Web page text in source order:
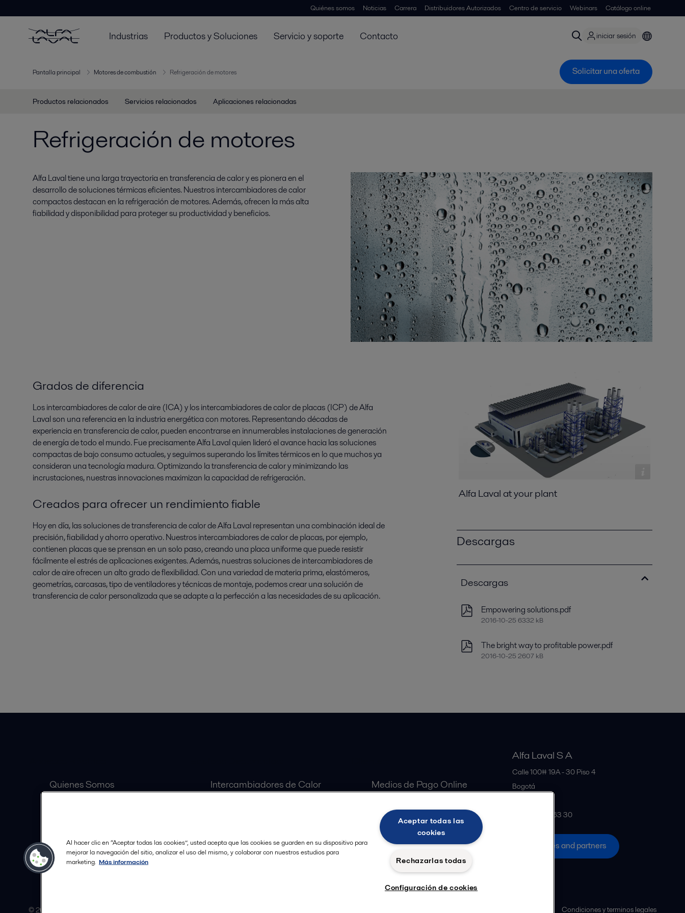
Quiénes somos Noticias Carrera Distribuidores Autorizados Centro de servicio Webinars Catálogo online
Industrias Productos y Soluciones Servicio y soporte Contacto iniciar sesión
Pantalla principal Motores de combustión Refrigeración de motores Solicitar una oferta
Productos relacionados Servicios relacionados Aplicaciones relacionadas
Refrigeración de motores
Alfa Laval tiene una larga trayectoria en transferencia de calor y es pionera en el
desarrollo de soluciones térmicas eficientes. Nuestros intercambiadores de calor
compactos destacan en la refrigeración de motores. Además, ofrecen la más alta
fiabilidad y disponibilidad para proteger su productividad y beneficios.
Grados de diferencia
Los intercambiadores de calor de aire (ICA) y los intercambiadores de calor de placas (ICP) de Alfa
Laval son una referencia en la industria energética con motores. Representando décadas de
experiencia en transferencia de calor, pueden encontrarse en innumerables instalaciones de generación
de energía de todo el mundo. Fue precisamente Alfa Laval quien lideró el avance hacia las soluciones
compactas de bajo consumo actuales, y seguimos superando los límites térmicos en lo que muchos ya
consideran una tecnología madura. Optimizando la transferencia de calor y minimizando las
incrustaciones, nuestras innovaciones maximizan la capacidad de refrigeración.
Creados para ofrecer un rendimiento fiable
Hoy en día, las soluciones de transferencia de calor de Alfa Laval representan una combinación ideal de
precisión, fiabilidad y ahorro operativo. Nuestros intercambiadores de calor de placas, por ejemplo,
contienen placas que se prensan en un solo paso, creando una placa uniforme que puede resistir
fácilmente el estrés de aplicaciones exigentes. Además, nuestras soluciones de intercambiadores de
calor de aire ofrecen un alto grado de flexibilidad. Con una variedad de materia prima, elastómeros,
geometrías, carcasas, tipo de ventiladores y técnicas de montaje, podemos crear una solución de
transferencia de calor personalizada que se adapte a la perfección a las necesidades de su aplicación.
Alfa Laval at your plant
Descargas
Descargas
Empowering solutions.pdf
2016-10-25 6332 kB
The bright way to profitable power.pdf
2016-10-25 2607 kB
Quienes Somos
Política de Tratamiento de
Datos
Intercambiadores de Calor
Medios de Pago Online
Alfa Laval S A
Calle 100# 19A - 30 Piso 4
Bogotá
+57 601 291 63 30
All offices and partners
© 2015-2026ALFA LAVAL Condiciones y terminos legales
Al hacer clic en “Aceptar todas las cookies”, usted acepta que las cookies se guarden en su dispositivo para
mejorar la navegación del sitio, analizar el uso del mismo, y colaborar con nuestros estudios para
marketing. Más información
Aceptar todas las
cookies
Rechazarlas todas
Configuración de cookies